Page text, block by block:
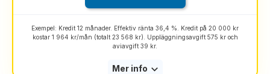
Exempel: Kredit 12 månader. Effektiv ränta 36,4 %. Kredit på 20 000 kr
kostar 1 964 kr/mån (totalt 23 568 kr). Uppläggningsavgift 575 kr och
aviavgift 39 kr.
Mer info